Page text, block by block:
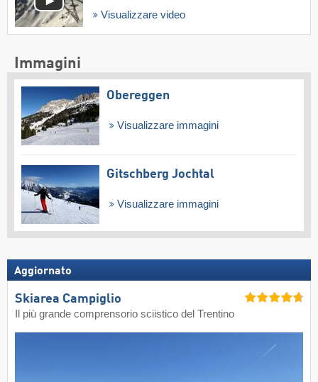
Visualizzare video
Immagini
Obereggen
Visualizzare immagini
Gitschberg Jochtal
Visualizzare immagini
Aggiornato
Skiarea Campiglio
Il più grande comprensorio sciistico del Trentino